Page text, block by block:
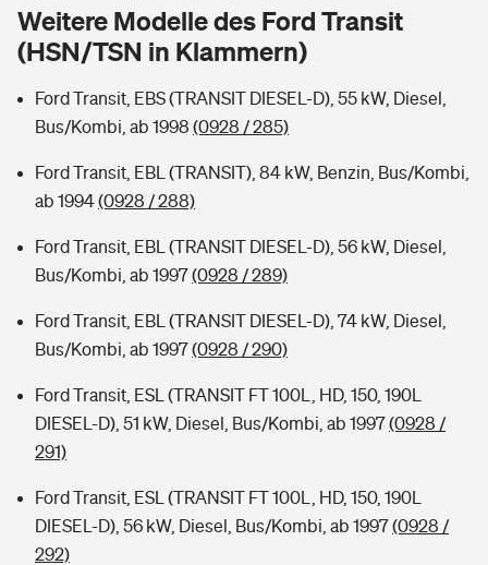
Wer versichert was: Jetzt Versicherer finden
Sie haben Fragen?
Musikinstrumentenversicherung
Kinderunfall-Check: Mehr Sicherheit für deine Kids
Typklassen: So ist Ihr Auto eingestuft
Rentenrechner: Wie viel Geld bekomme ich im Alter?
Weitere Modelle des Ford Transit
(HSN/TSN in Klammern)
Ford Transit, EBS (TRANSIT DIESEL-D), 55 kW, Diesel,
Bus/Kombi, ab 1998 (0928 / 285)
Ford Transit, EBL (TRANSIT), 84 kW, Benzin, Bus/Kombi,
ab 1994(0928 / 288)
Ford Transit, EBL (TRANSIT DIESEL-D), 56 kW, Diesel,
Bus/Kombi, ab 1997(0928 / 289)
Ford Transit, EBL (TRANSIT DIESEL-D), 74 kW, Diesel,
Bus/Kombi, ab 1997(0928 / 290)
Ford Transit, ESL (TRANSIT FT 100L, HD, 150, 190L
DIESEL-D), 51 kW, Diesel, Bus/Kombi, ab 1997(0928 /
291)
Ford Transit, ESL (TRANSIT FT 100L, HD, 150, 190L
DIESEL-D), 56 kW, Diesel, Bus/Kombi, ab 1997(0928 /
292)